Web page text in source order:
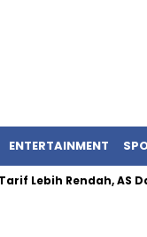
ENTERTAINMENT
Rendah, AS Dapat